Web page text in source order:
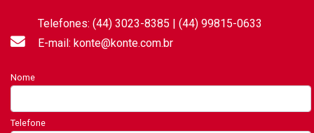
Telefones: (44) 3023-8385 | (44) 99815-0633
E-mail: konte@konte.com.br
Nome
Telefone